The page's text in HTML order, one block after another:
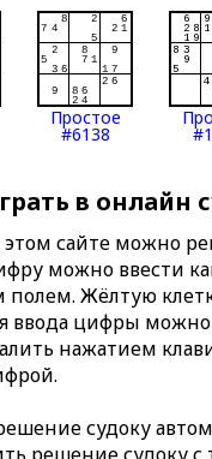
Простое
#6138
в онлайн
этом сайте можно
можно ввести
полем. Жёлтую
ввода цифры
нажатием
судоку